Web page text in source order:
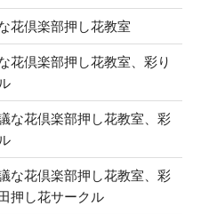
花倶楽部押し花教室
花倶楽部押し花教室、彩り
花倶楽部押し花教室、彩
な花倶楽部押し花教室、彩
押し花サークル